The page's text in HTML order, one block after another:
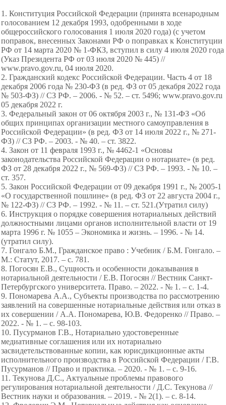
1. Конституция Российской Федерации (принята всенародным
голосованием 12 декабря 1993, одобренными в ходе
общероссийского голосования 1 июля 2020 года) (с учетом
поправок, внесенных Законами РФ о поправках к Конституции
РФ от 14 марта 2020 № 1-ФКЗ, вступил в силу 4 июля 2020 года
(Указ Президента РФ от 03 июля 2020 № 445) //
www.pravo.gov.ru, 04 июля 2020.
2. Гражданский кодекс Российской Федерации. Часть 4 от 18
декабря 2006 года № 230-ФЗ (в ред. ФЗ от 05 декабря 2022 года
№ 503-ФЗ) // СЗ РФ. – 2006. - № 52. – ст. 5496; www.pravo.gov.ru
05 декабря 2022 г.
3. Федеральный закон от 06 октября 2003 г., № 131-ФЗ «Об
общих принципах организации местного самоуправления в
Российской Федерации» (в ред. ФЗ от 14 июля 2022 г., № 271-
ФЗ) // СЗ РФ. – 2003. - № 40. – ст. 3822.
4. Закон от 11 февраля 1993 г., № 4462-1 «Основы
законодательства Российской Федерации о нотариате» (в ред.
ФЗ от 28 декабря 2022 г., № 569-ФЗ) // СЗ РФ. – 1993. - № 10. –
ст. 357.
5. Закон Российской Федерации от 09 декабря 1991 г., № 2005-1
«О государственной пошлине» (в ред. ФЗ от 22 августа 2004 г.,
№ 122-ФЗ) // СЗ РФ. – 1992. - № 11. – ст. 521.(Утратил силу)
6. Инструкция о порядке совершения нотариальных действий
должностными лицами органов исполнительной власти от 19
марта 1996 г. № 1055 – Экономика и жизнь. – 1996. - № 14.
(утратил силу).
7. Гонгало Б.М., Гражданское право : Учебник / Б.М. Гонгало. –
М.: Статут, 2017. – с. 781.
8. Погосян Е.В., Сущность и особенности доказывания в
нотариальной деятельности / Е.В. Погосян // Вестник Санкт-
Петербургского университета. Право. – 2022. - № 1. – с. 1-4.
9. Пономарева А.А., Субъекты производства по рассмотрению
заявлений на совершенные нотариальные действия или отказ в
их совершении / А.А. Пономарева, Ю.В. Федоренко // Право. –
2022. - № 1. – с. 98-103.
10. Пусурманов Г.В., Нотариально удостоверенные
медиативные соглашения или их нотариально
засвидетельствованные копии, как юрисдикционные акты
исполнительного производства в Российской Федерации / Г.В.
Пусурманов // Право и практика. – 2020. - № 1. – с. 9-16.
11. Текунова Д.С., Актуальные проблемы правового
регулирования нотариальной деятельности / Д.С. Текунова //
Вестник науки и образования. – 2019. - № 2(1). – с. 8-14.